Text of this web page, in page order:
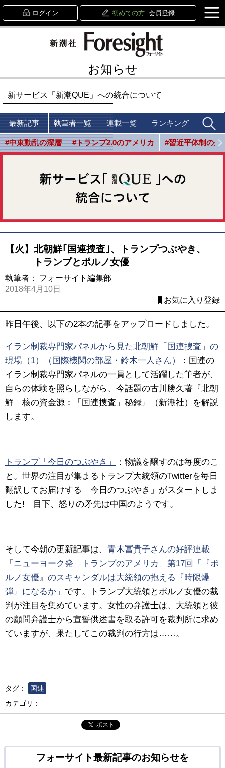
ログイン 初めての方 会員登録
お知らせ
新サービス「新潮QUE」への統合について
最新記事 執筆者一覧 連載一覧 ランキング
#中東動乱の深層 #トランプ2.0のアメリカ #習近平体制の光
【火】北朝鮮｢国連捜査｣、トランプつぶやき、
トランプとポルノ女優
執筆者： フォーサイト編集部
2018年4月10日
お気に入り登録
昨日午後、以下の2本の記事をアップロードしました。
イラン制裁専門家パネルから見た北朝鮮「国連捜査」の
現場（1）（国際機関の部屋・鈴木一人さん）
：国連の
イラン制裁専門家パネルの一員として活躍した筆者が、
自らの体験を照らしながら、今話題の古川勝久著『北朝
鮮 核の資金源：「国連捜査」秘録』（新潮社）を解説
します。
トランプ「今日のつぶやき」
：物議を醸すのは毎度のこ
と。世界の注目が集まるトランプ大統領のTwitterを毎日
翻訳してお届けする「今日のつぶやき」がスタートしま
した! 目下、怒りの矛先は中国のようです。
そして今朝の更新記事は、 青木冨貴子さんの好評連載
「ニューヨーク発 トランプのアメリカ」第17回「『ポ
ルノ女優』のスキャンダルは大統領の抱える『時限爆
弾』になるか」 です。トランプ大統領とポルノ女優の裁
判が注目を集めています。女性の弁護士は、大統領と彼
の顧問弁護士から宣誓供述書を取る許可を裁判所に求め
ていますが、果たしてこの裁判の行方は……。
タグ：
国連
カテゴリ：
ポスト
フォーサイト最新記事のお知らせを